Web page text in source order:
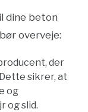
dine beton
overveje:
der
sikrer, at
og
og slid.